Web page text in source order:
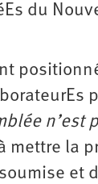
du
n’est
mettre la
et